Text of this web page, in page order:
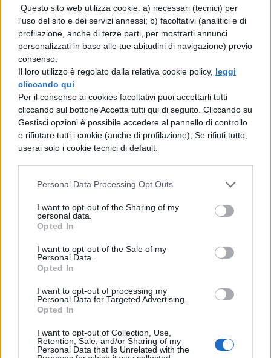
Questo sito web utilizza cookie: a) necessari (tecnici) per
l'uso del sito e dei servizi annessi; b) facoltativi (analitici e di
profilazione, anche di terze parti, per mostrarti annunci
personalizzati in base alle tue abitudini di navigazione) previo
consenso.
Il loro utilizzo è regolato dalla relativa cookie policy, leggi
cliccando qui
Per il consenso ai cookies facoltativi puoi accettarli tutti
cliccando sul bottone Accetta tutti qui di seguito. Cliccando su
Gestisci opzioni è possibile accedere al pannello di controllo
e rifiutare tutti i cookie (anche di profilazione); Se rifiuti tutto,
userai solo i cookie tecnici di default.
Personal Data Processing Opt Outs
I want to opt-out of the Sharing of my
personal data.
Opted In
I want to opt-out of the Sale of my
Personal Data.
Opted In
I want to opt-out of processing my
Personal Data for Targeted Advertising.
Opted In
I want to opt-out of Collection, Use,
Retention, Sale, and/or Sharing of my
Personal Data that Is Unrelated with the
sicurezza informatici
TESINA MATURITÀ
INFORMATICA PER L’ITIS,
COLLEGAMENTI: IL CLOUD
COMPUTING
Il termine cloud è ormai entrato nel lessico
comune, intendendosi soprattutto come
trasmissione di dati personali con cui si può
dispositivi digitali.
Collegamenti storia:la storia
dell’informatica
Collegamenti inglese:Drobox, iCloud,
Hadoop: analisi dei vari sistemi di cloud
in inglese